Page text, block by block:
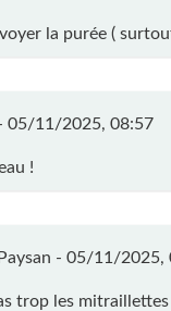
la purée (
05/11/2025, 08:57
!
- 05/11/2025,
trop les